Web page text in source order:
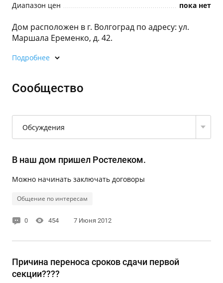
Диапазон цен
пока нет
Дом расположен в г. Волгоград по адресу: ул.
Маршала Еременко, д. 42.
Подробнее
Сообщество
Обсуждения
В наш дом пришел Ростелеком.
Можно начинать заключать договоры
Общение по интересам
0 454 7 Июня 2012
Причина переноса сроков сдачи первой
секции????